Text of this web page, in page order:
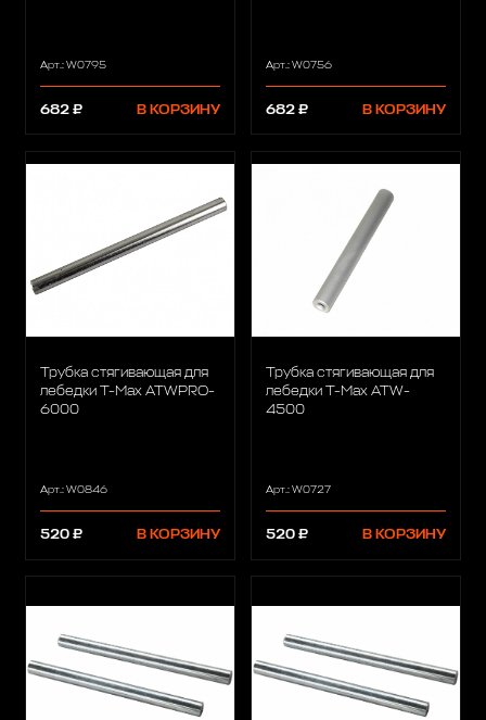
Арт.: W0795
682 ₽ В КОРЗИНУ
Арт.: W0756
682 ₽ В КОРЗИНУ
Трубка стягивающая для
лебедки T-Max ATWPRO-
6000
Арт.: W0846
520 ₽ В КОРЗИНУ
Трубка стягивающая для
лебедки T-Max ATW-
4500
Арт.: W0727
520 ₽ В КОРЗИНУ